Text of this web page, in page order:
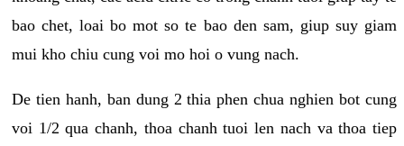
bao chet, loai bo mot so te bao den sam, giup suy giam
mui kho chiu cung voi mo hoi o vung nach.
De tien hanh, ban dung 2 thia phen chua nghien bot cung
voi 1/2 qua chanh, thoa chanh tuoi len nach va thoa tiep